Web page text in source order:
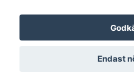
©
Endast